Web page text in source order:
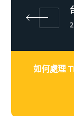
如何處理